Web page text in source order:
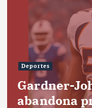
Deportes
Gardner-
abandona